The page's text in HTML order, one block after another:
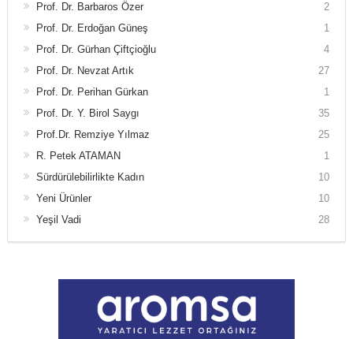
Prof. Dr. Barbaros Özer
2
Prof. Dr. Erdoğan Güneş
1
Prof. Dr. Gürhan Çiftçioğlu
4
Prof. Dr. Nevzat Artık
27
Prof. Dr. Perihan Gürkan
1
Prof. Dr. Y. Birol Saygı
35
Prof.Dr. Remziye Yılmaz
25
R. Petek ATAMAN
1
Sürdürülebilirlikte Kadın
10
Yeni Ürünler
10
Yeşil Vadi
28